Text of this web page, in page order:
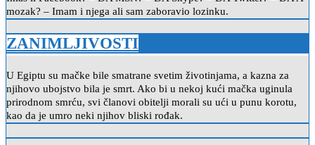
mozak? – Imam i njega ali sam zaboravio lozinku.
ZANIMLJIVOSTI
U Egiptu su mačke bile smatrane svetim životinjama, a kazna za
njihovo ubojstvo bila je smrt. Ako bi u nekoj kući mačka uginula
prirodnom smrću, svi članovi obitelji morali su ući u punu korotu,
kao da je umro neki njihov bliski rođak.